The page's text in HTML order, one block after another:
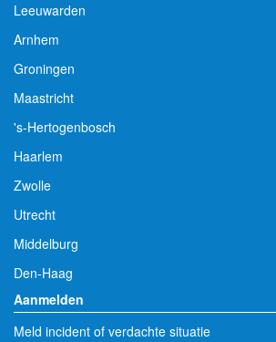
Leeuwarden
Arnhem
Groningen
Maastricht
's-Hertogenbosch
Haarlem
Zwolle
Utrecht
Middelburg
Den-Haag
Aanmelden
Meld incident of verdachte situatie